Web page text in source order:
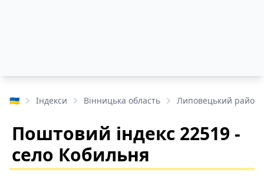
🇺🇦 Індекси Вінницька область Липовецький район
Поштовий індекс 22519 -
село Кобильня